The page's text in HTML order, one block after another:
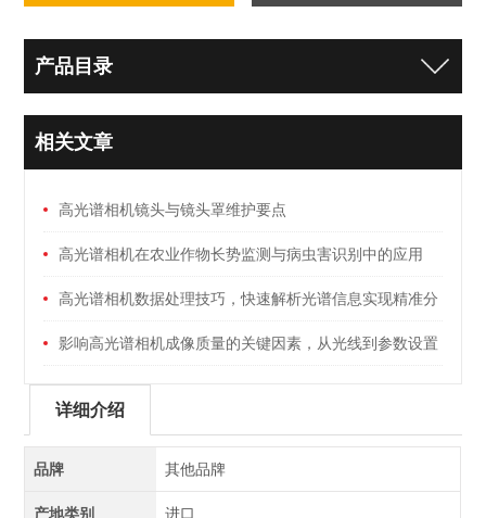
产品目录
相关文章
高光谱相机镜头与镜头罩维护要点
高光谱相机在农业作物长势监测与病虫害识别中的应用
高光谱相机数据处理技巧，快速解析光谱信息实现精准分
析 影响高光谱相机成像质量的关键因素，从光线到参数设置
全面分析
详细介绍
品牌 其他品牌
产地类别 进口